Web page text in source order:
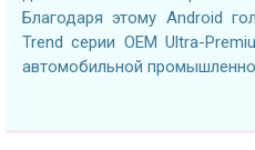
Благодаря этому Android
Trend серии OEM Ultra-
автомобильной